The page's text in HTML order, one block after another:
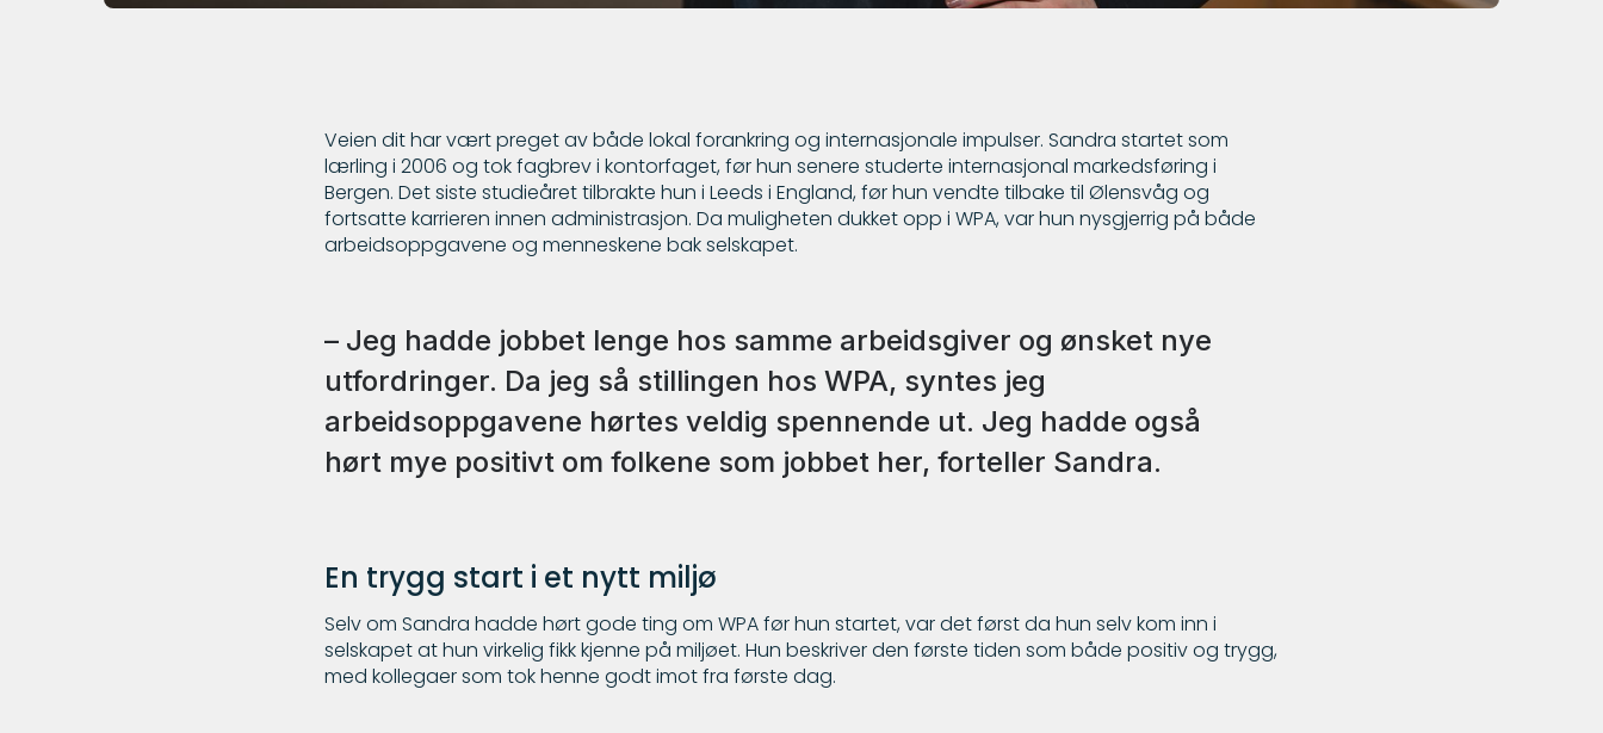
Veien dit har vært preget av både lokal forankring og internasjonale impulser. Sandra startet som
lærling i 2006 og tok fagbrev i kontorfaget, før hun senere studerte internasjonal markedsføring i
Bergen. Det siste studieåret tilbrakte hun i Leeds i England, før hun vendte tilbake til Ølensvåg og
fortsatte karrieren innen administrasjon. Da muligheten dukket opp i WPA, var hun nysgjerrig på både
arbeidsoppgavene og menneskene bak selskapet.
– Jeg hadde jobbet lenge hos samme arbeidsgiver og ønsket nye
utfordringer. Da jeg så stillingen hos WPA, syntes jeg
arbeidsoppgavene hørtes veldig spennende ut. Jeg hadde også
hørt mye positivt om folkene som jobbet her, forteller Sandra.
En trygg start i et nytt miljø
Selv om Sandra hadde hørt gode ting om WPA før hun startet, var det først da hun selv kom inn i
selskapet at hun virkelig fikk kjenne på miljøet. Hun beskriver den første tiden som både positiv og trygg,
med kollegaer som tok henne godt imot fra første dag.